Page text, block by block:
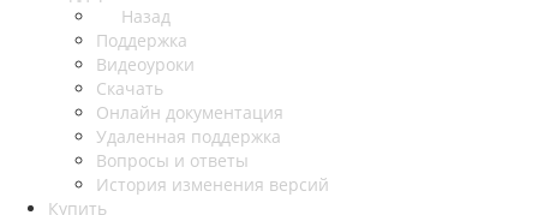
Назад
Поддержка
Видеоуроки
Скачать
Онлайн документация
Удаленная поддержка
Вопросы и ответы
История изменения версий
Купить